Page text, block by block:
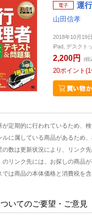
電子 運
山田信孝
2018年10月19
iPad, デスクト
2,200円 (税
20ポイント
定期的に行われているため、
に属している商品があるため
数は更新状況により、リンク
リンク先には、お探しの商品
は商品の本体価格と消費税を
いてのご要望・ご意見